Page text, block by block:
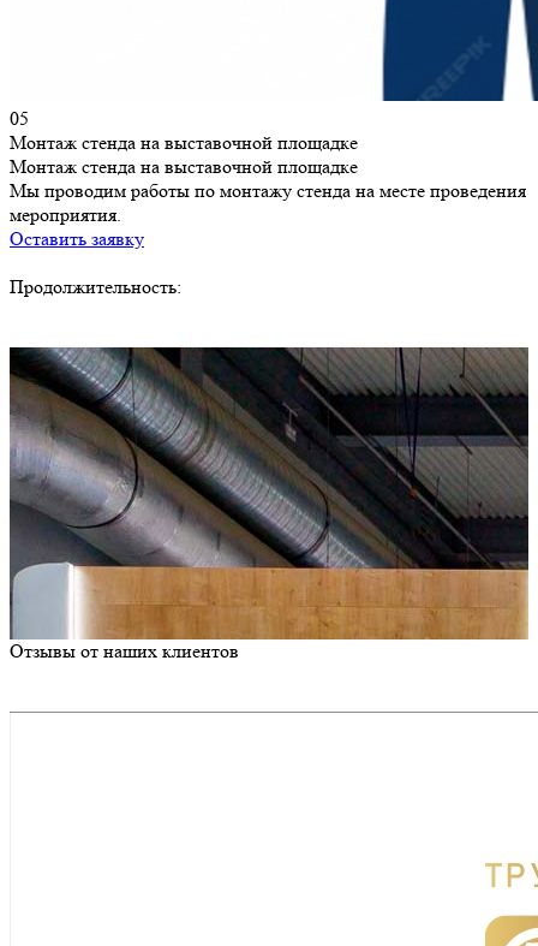
05
Монтаж стенда на выставочной площадке
Монтаж стенда на выставочной площадке
Мы проводим работы по монтажу стенда на месте проведения
мероприятия.
Оставить заявку
Продолжительность:
Отзывы от наших клиентов